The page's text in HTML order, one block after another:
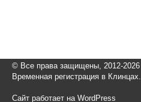
© Все права защищены, 2012-2026
Временная регистрация в Клинцах.
Сайт работает на WordPress